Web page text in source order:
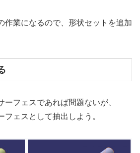
作業になるので、形状セットを追加
ーフェスであれば問題ないが、
フェスとして抽出しよう。